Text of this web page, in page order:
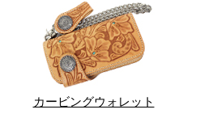
カービングウォレット